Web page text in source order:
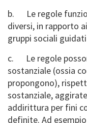
b.
Le regole
diversi, in rapporto
gruppi sociali
c.
Le regole
sostanziale (ossia
propongono),
sostanziale,
addirittura per fini
definite. Ad